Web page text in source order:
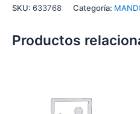
SKU: 633768 Categoría:
Productos